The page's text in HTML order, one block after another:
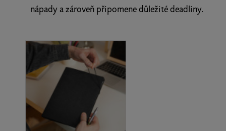
nápady a zároveň připomene důležité deadliny.